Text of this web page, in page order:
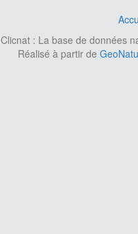
Clicnat : La base de données
Réalisé à partir de